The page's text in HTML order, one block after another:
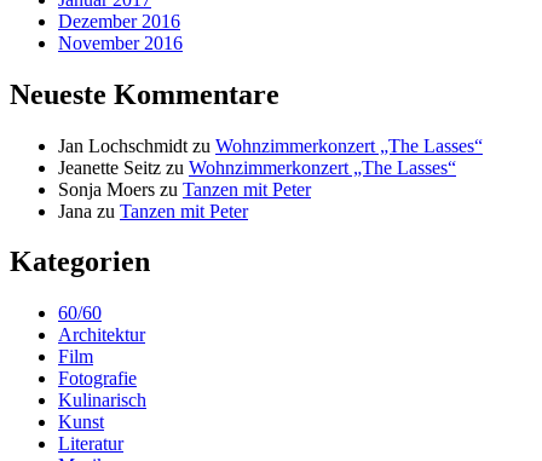
Dezember 2016
November 2016
Neueste Kommentare
Jan Lochschmidt zu Wohnzimmerkonzert „The Lasses“
Jeanette Seitz zu Wohnzimmerkonzert „The Lasses“
Sonja Moers zu Tanzen mit Peter
Jana zu Tanzen mit Peter
Kategorien
60/60
Architektur
Film
Fotografie
Kulinarisch
Kunst
Literatur